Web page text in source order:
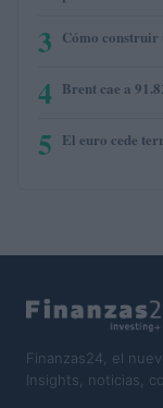
3 Cómo
4 Brent cae a
5 El euro cede
Finanzas24, el
Insights, noticias,